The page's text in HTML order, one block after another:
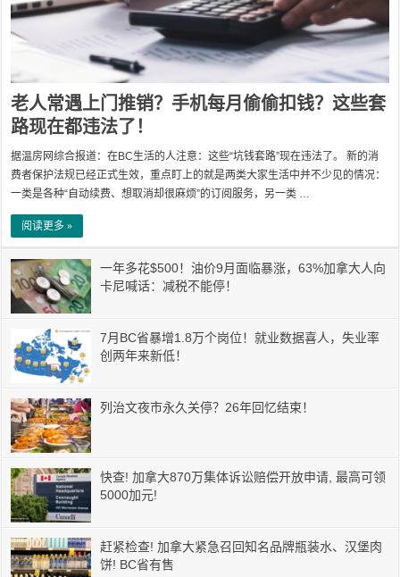
老人常遇上门推销？手机每月偷偷扣钱？这些套
路现在都违法了！
据温房网综合报道：在BC生活的人注意：这些“坑钱套路”现在违法了。 新的消
费者保护法规已经正式生效，重点盯上的就是两类大家生活中并不少见的情况：
一类是各种“自动续费、想取消却很麻烦”的订阅服务，另一类 …
阅读更多 »
一年多花$500！油价9月面临暴涨，63%加拿大人向
卡尼喊话：减税不能停！
7月BC省暴增1.8万个岗位！就业数据喜人，失业率
创两年来新低！
列治文夜市永久关停？26年回忆结束！
快查! 加拿大870万集体诉讼赔偿开放申请, 最高可领
5000加元!
赶紧检查! 加拿大紧急召回知名品牌瓶装水、汉堡肉
饼! BC省有售